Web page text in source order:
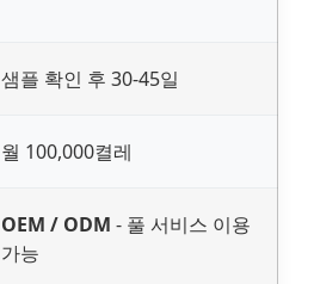
샘플 확인 후 30-45일
월 100,000켤레
OEM / ODM - 풀 서비스 이용
가능